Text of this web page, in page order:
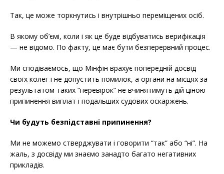
Так, це може торкнутись і внутрішньо переміщених осіб.
В якому об’ємі, коли і як це буде відбуватись верифікація
— не відомо. По факту, це має бути безперервний процес.
Ми сподіваємось, що Мінфін врахує попередній досвід
своїх колег і не допустить помилок, а органи на місцях за
результатом таких “перевірок” не вчинятимуть дій ціною
припинення виплат і подальших судових оскаржень.
Чи будуть безпідставні припинення?
Ми не можемо стверджувати і говорити “так” або “ні”. На
жаль, з досвіду ми знаємо занадто багато негативних
прикладів.